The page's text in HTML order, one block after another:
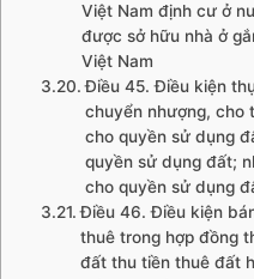
Việt Nam định cư ở
được sở hữu nhà ở
Việt Nam
Điều 45. Điều kiện
chuyển nhượng, cho
cho quyền sử dụng
quyền sử dụng đất;
cho quyền sử dụng
Điều 46. Điều kiện
thuê trong hợp đồng
đất thu tiền thuê đất